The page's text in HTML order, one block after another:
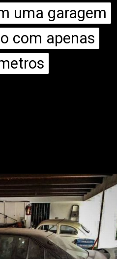
uma garagem
com apenas
uma garagem
com apenas
https://mundofixa.com.br/unico-no-brasil-lotus-omega-foi-visto-pela-ultima-vez-em-sp-com-apenas-18-mil-km-rodados/